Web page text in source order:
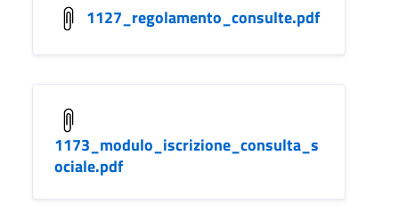
1127_regolamento_consulte.pdf
1173_modulo_iscrizione_consulta_s
ociale.pdf